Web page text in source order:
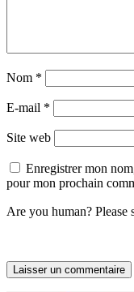
Nom *
E-mail *
Site web
Enregistrer mon
pour mon prochain
Are you human? Please